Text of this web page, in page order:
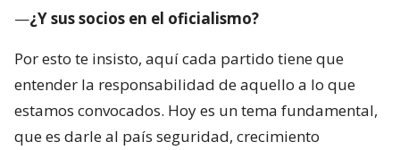
—¿Y sus socios en el oficialismo?
Por esto te insisto, aquí cada partido tiene que
entender la responsabilidad de aquello a lo que
estamos convocados. Hoy es un tema fundamental,
que es darle al país seguridad, crecimiento